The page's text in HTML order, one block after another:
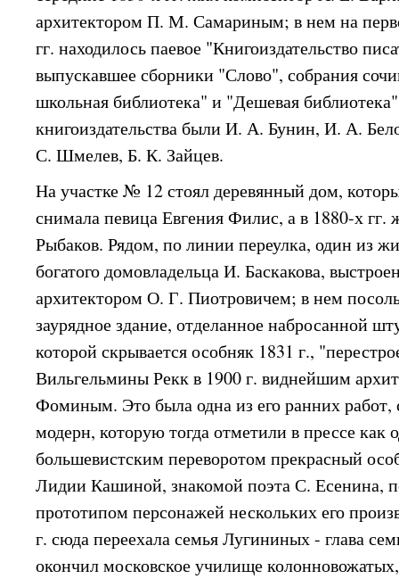
архитектором П. М. Самариным; в нем на
гг. находилось паевое "Книгоиздательство
выпускавшее сборники "Слово", собрания
школьная библиотека" и "Дешевая
книгоиздательства были И. А. Бунин, И. А.
С. Шмелев, Б. К. Зайцев.
На участке № 12 стоял деревянный дом,
снимала певица Евгения Филис, а в 1880-х
Рыбаков. Рядом, по линии переулка, один из
богатого домовладельца И. Баскакова,
архитектором О. Г. Пиотровичем; в нем
заурядное здание, отделанное набросанной
которой скрывается особняк 1831 г.,
Вильгельмины Рекк в 1900 г. виднейшим
Фоминым. Это была одна из его ранних работ,
модерн, которую тогда отметили в прессе
большевистским переворотом прекрасный
Лидии Кашиной, знакомой поэта С. Есенина,
прототипом персонажей нескольких его
г. сюда переехала семья Лугининых - глава
окончил московское училище